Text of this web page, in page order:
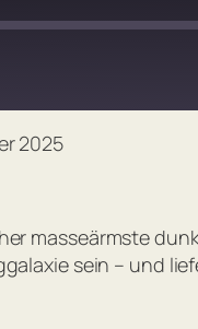
2025
masseärmste
sein – und